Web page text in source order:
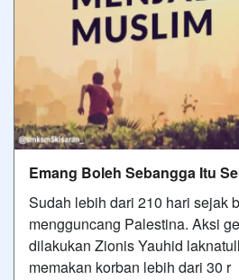
Emang Boleh Sebangga Itu
Sudah lebih dari 210 hari sejak
mengguncang Palestina. Aksi
dilakukan Zionis Yauhid
memakan korban lebih dari 30 r